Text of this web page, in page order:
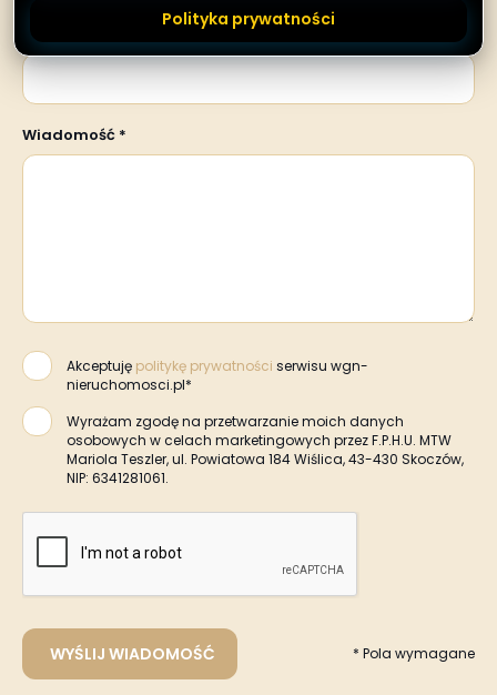
Telefon *
Wiadomość *
Akceptuję politykę prywatności serwisu wgn-
nieruchomosci.pl*
Wyrażam zgodę na przetwarzanie moich danych
osobowych w celach marketingowych przez F.P.H.U. MTW
Mariola Teszler, ul. Powiatowa 184 Wiślica, 43-430 Skoczów,
NIP: 6341281061.
WYŚLIJ WIADOMOŚĆ * Pola wymagane
Polityka prywatności